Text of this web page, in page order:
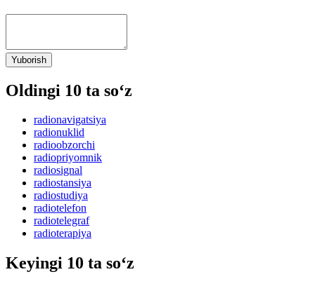
Yuborish
Oldingi 10 ta so‘z
radionavigatsiya
radionuklid
radioobzorchi
radiopriyomnik
radiosignal
radiostansiya
radiostudiya
radiotelefon
radiotelegraf
radioterapiya
Keyingi 10 ta so‘z